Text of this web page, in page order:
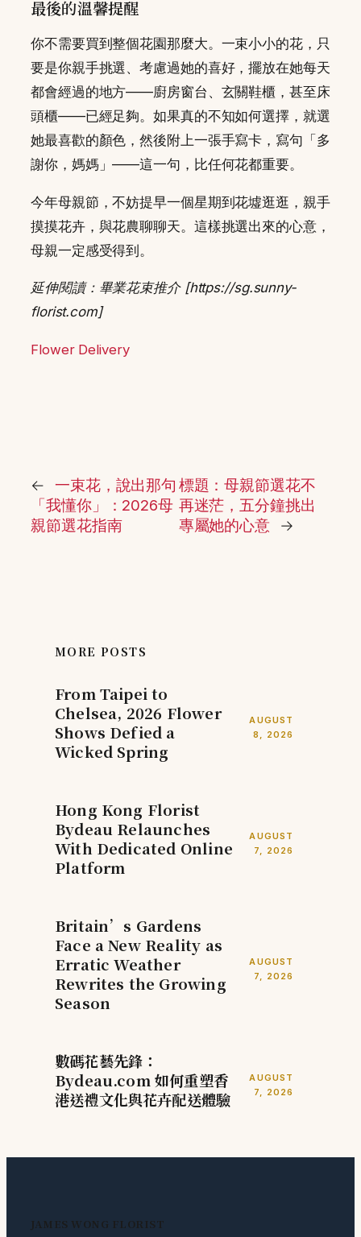
最後的溫馨提醒
你不需要買到整個花園那麼大。一束小小的花，只
要是你親手挑選、考慮過她的喜好，擺放在她每天
都會經過的地方——廚房窗台、玄關鞋櫃，甚至床
頭櫃——已經足夠。如果真的不知如何選擇，就選
她最喜歡的顏色，然後附上一張手寫卡，寫句「多
謝你，媽媽」——這一句，比任何花都重要。
今年母親節，不妨提早一個星期到花墟逛逛，親手
摸摸花卉，與花農聊聊天。這樣挑選出來的心意，
母親一定感受得到。
延伸閱讀：畢業花束推介 [https://sg.sunny-
florist.com]
Flower Delivery
←
一束花，說出那句
「我懂你」：2026母
親節選花指南
標題：母親節選花不
再迷茫，五分鐘挑出
專屬她的心意
→
MORE POSTS
From Taipei to
Chelsea, 2026 Flower
Shows Defied a
Wicked Spring
AUGUST
8, 2026
Hong Kong Florist
Bydeau Relaunches
With Dedicated Online
Platform
AUGUST
7, 2026
Britain’s Gardens
Face a New Reality as
Erratic Weather
Rewrites the Growing
Season
AUGUST
7, 2026
數碼花藝先鋒：
Bydeau.com 如何重塑香
港送禮文化與花卉配送體驗
AUGUST
7, 2026
JAMES WONG FLORIST